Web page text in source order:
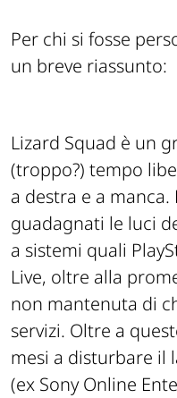
Per chi si fosse
un breve riassunto:
Lizard Squad è un
(troppo?) tempo
a destra e a
guadagnati le luci
a sistemi quali
Live, oltre alla
non mantenuta di
servizi. Oltre a
mesi a disturbare il
(ex Sony Online